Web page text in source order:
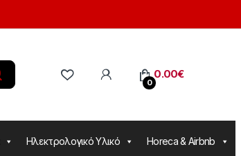
0
0.00€
Ηλεκτρολογικό Υλικό Horeca & Airbnb